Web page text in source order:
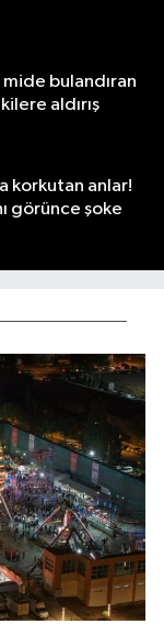
bulandıran
aldırış
korkutan anlar!
görünce şoke